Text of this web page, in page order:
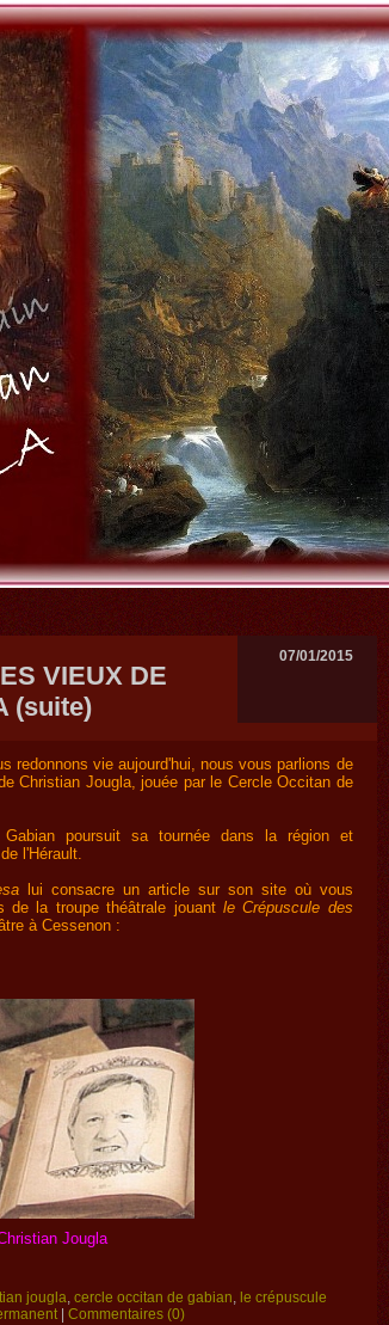
07/01/2015
VIEUX DE
(suite)
redonnons vie aujourd'hui, nous vous parlions de
Christian Jougla, jouée par le Cercle Occitan de
poursuit sa tournée dans la région et
l'Hérault.
lui consacre un article sur son site où vous
de la troupe théâtrale jouant le Crépuscule des
à Cessenon :
Jougla
jougla, cercle occitan de gabian, le crépuscule
| Commentaires (0)